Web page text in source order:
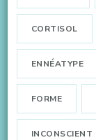
CORTISOL
ENNÉATYPE
FORME
INCONSCIENT